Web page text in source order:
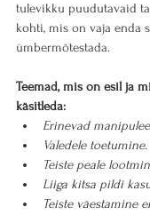
tulevikku puudutavaid
kohti, mis on vaja enda
ümbermõtestada.
Teemad, mis on esil ja
käsitleda:
Erinevad
Valedele toetumine.
Teiste peale
Liiga kitsa pildi
Teiste väestamine